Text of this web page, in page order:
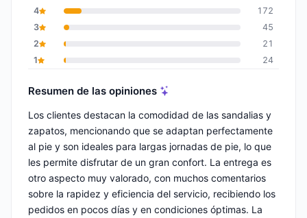
4
172
3
45
2
21
1
24
Resumen de las opiniones
Los clientes destacan la comodidad de las sandalias y
zapatos, mencionando que se adaptan perfectamente
al pie y son ideales para largas jornadas de pie, lo que
les permite disfrutar de un gran confort. La entrega es
otro aspecto muy valorado, con muchos comentarios
sobre la rapidez y eficiencia del servicio, recibiendo los
pedidos en pocos días y en condiciones óptimas. La